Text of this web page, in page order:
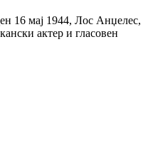
16 мај 1944, Лос Анџелес,
актер и гласовен